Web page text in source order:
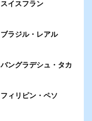
イスフラン
ラジル・レアル
ングラデシュ・タカ
ィリピン・ペソ